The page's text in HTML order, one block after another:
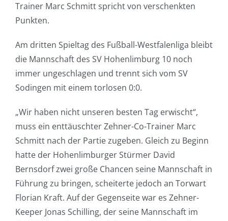
Trainer Marc Schmitt spricht von verschenkten
Punkten.
Am dritten Spieltag des Fußball-Westfalenliga bleibt
die Mannschaft des SV Hohenlimburg 10 noch
immer ungeschlagen und trennt sich vom SV
Sodingen mit einem torlosen 0:0.
„Wir haben nicht unseren besten Tag erwischt“,
muss ein enttäuschter Zehner-Co-Trainer Marc
Schmitt nach der Partie zugeben. Gleich zu Beginn
hatte der Hohenlimburger Stürmer David
Bernsdorf zwei große Chancen seine Mannschaft in
Führung zu bringen, scheiterte jedoch an Torwart
Florian Kraft. Auf der Gegenseite war es Zehner-
Keeper Jonas Schilling, der seine Mannschaft im